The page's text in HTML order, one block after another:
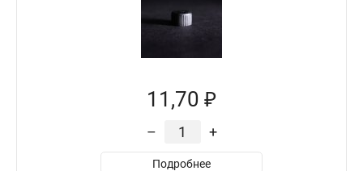
11,70 ₽
– +
Подробнее